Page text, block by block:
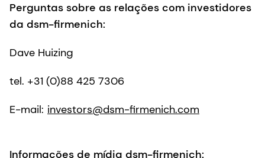
Perguntas sobre as relações com investidores
da dsm-firmenich:
Dave Huizing
tel. +31 (0)88 425 7306
E-mail: investors@dsm-firmenich.com
Informações de mídia dsm-firmenich: